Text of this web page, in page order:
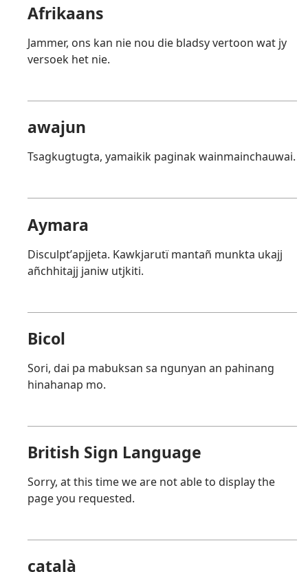
Afrikaans
Jammer, ons kan nie nou die bladsy vertoon wat jy
versoek het nie.
awajun
Tsagkugtugta, yamaikik paginak wainmainchauwai.
Aymara
Disculptʼapjjeta. Kawkjarutï mantañ munkta ukajj
añchhitajj janiw utjkiti.
Bicol
Sori, dai pa mabuksan sa ngunyan an pahinang
hinahanap mo.
British Sign Language
Sorry, at this time we are not able to display the
page you requested.
català